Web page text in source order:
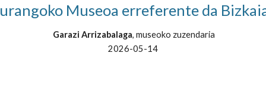
Museoa erreferente da
Garazi Arrizabalaga, museoko zuzendaria
2026-05-14